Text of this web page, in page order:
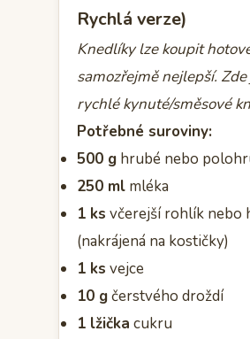
Rychlá verze)
Knedlíky lze koupit
samozřejmě nejlepší.
rychlé kynuté/směsové
Potřebné suroviny:
500 g hrubé nebo
250 ml mléka
1 ks včerejší rohlík nebo
(nakrájená na kostičky)
1 ks vejce
10 gčerstvého droždí
1 lžička cukru